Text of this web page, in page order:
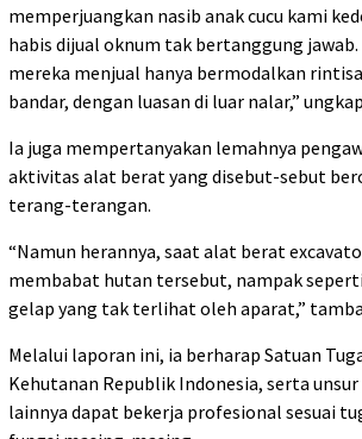
memperjuangkan nasib anak cucu kami
habis dijual oknum tak bertanggung jawab.
mereka menjual hanya bermodalkan
bandar, dengan luasan di luar nalar,”
Ia juga mempertanyakan lemahnya
aktivitas alat berat yang disebut-sebut
terang-terangan.
“Namun herannya, saat alat berat
membabat hutan tersebut, nampak
gelap yang tak terlihat oleh aparat,”
Melalui laporan ini, ia berharap Satuan
Kehutanan Republik Indonesia, serta
lainnya dapat bekerja profesional sesuai